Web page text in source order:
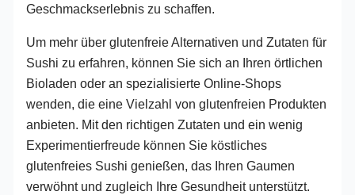
Geschmackserlebnis zu schaffen.
Um mehr über glutenfreie Alternativen und Zutaten für
Sushi zu erfahren, können Sie sich an Ihren örtlichen
Bioladen oder an spezialisierte Online-Shops
wenden, die eine Vielzahl von glutenfreien Produkten
anbieten. Mit den richtigen Zutaten und ein wenig
Experimentierfreude können Sie köstliches
glutenfreies Sushi genießen, das Ihren Gaumen
verwöhnt und zugleich Ihre Gesundheit unterstützt.